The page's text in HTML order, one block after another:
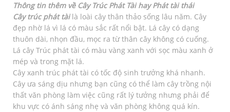
Thông tin thêm về Cây Trúc Phát Tài hay Phát tài thái
Cây trúc phát tàilà loài cây thân thảo sống lâu năm. Cây
đẹp nhờ lá vì lá có màu sắc rất nổi bật. Lá cây có dạng
thuôn dài, nhọn đầu, mọc ra từ thân cây không có cuống.
Lá cây Trúc phát tài có màu vàng xanh với sọc màu xanh ở
mép và trong mặt lá.
Cây xanh trúc phát tài có tốc độ sinh trưởng khá nhanh.
Cây ưa sáng dịu nhưng bạn cũng có thể làm cây trồng nội
thất văn phòng làm việc cũng rất lý tưởng nhưng phải để
khu vực có ánh sáng nhẹ và văn phòng không quá kín.